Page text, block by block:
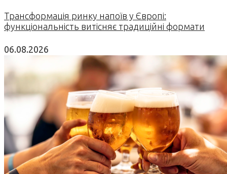
Трансформація ринку напоїв у Європі:
функціональність витісняє традиційні формати
06.08.2026